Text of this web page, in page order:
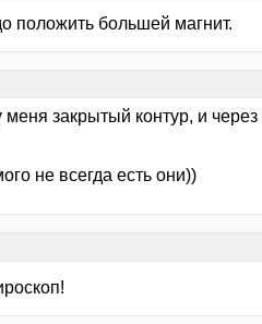
положить большей магнит.
закрытый контур, и
не всегда есть они))